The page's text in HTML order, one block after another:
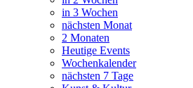
in 3 Wochen
nächsten Monat
2 Monaten
Heutige Events
Wochenkalender
nächsten 7 Tage